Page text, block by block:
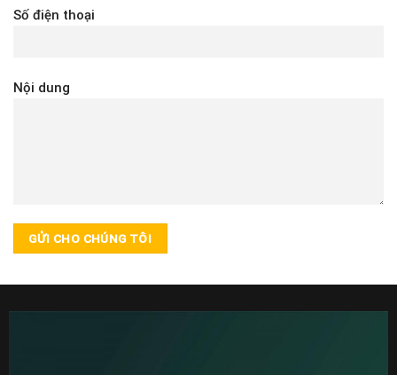
Số điện thoại
Nội dung